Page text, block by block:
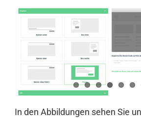
In den Abbildungen sehen Sie